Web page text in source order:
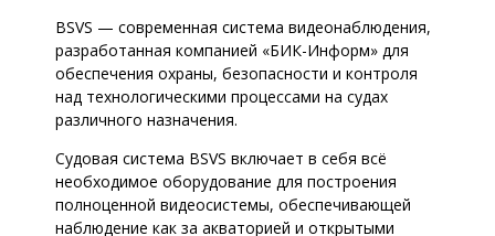
BSVS — современная система видеонаблюдения,
разработанная компанией «БИК-Информ» для
обеспечения охраны, безопасности и контроля
над технологическими процессами на судах
различного назначения.
Судовая система BSVS включает в себя всё
необходимое оборудование для построения
полноценной видеосистемы, обеспечивающей
наблюдение как за акваторией и открытыми